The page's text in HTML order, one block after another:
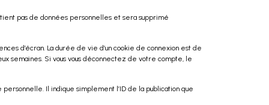
pas de données personnelles et sera supprimé
d’écran. La durée de vie d’un cookie de connexion est de
semaines. Si vous vous déconnectez de votre compte, le
Il indique simplement l’ID de la publication que